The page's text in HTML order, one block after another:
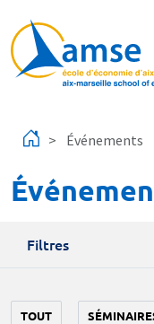
Événements
Filtres
TOUT